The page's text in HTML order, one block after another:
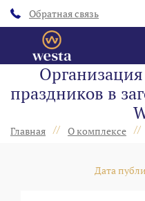
Обратная связь
праздников в
Главная // О комплексе //
Дата